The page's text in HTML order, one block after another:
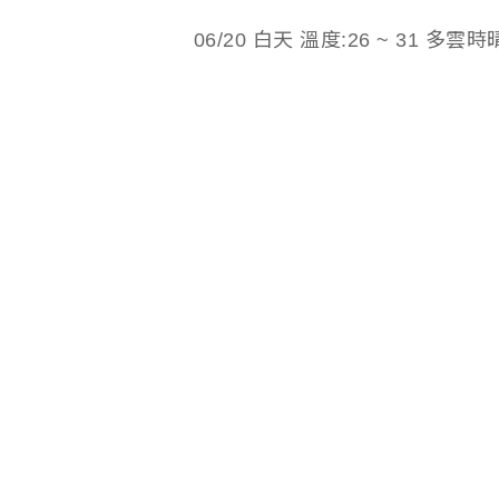
06/20 白天 溫度:26 ~ 31 多雲時